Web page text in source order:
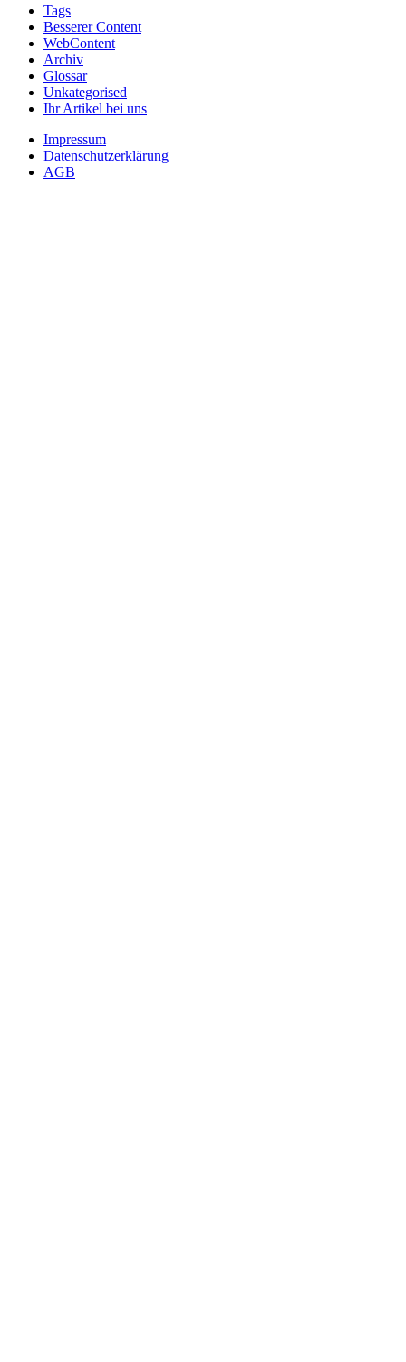
Tags
Besserer Content
WebContent
Archiv
Glossar
Unkategorised
Ihr Artikel bei uns
Impressum
Datenschutzerklärung
AGB